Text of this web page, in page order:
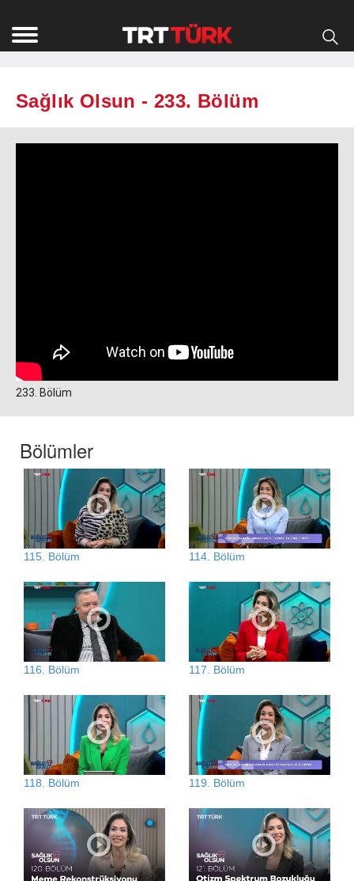
Sağlık Olsun - 233. Bölüm
233. Bölüm
Bölümler
115. Bölüm 114. Bölüm
116. Bölüm 117. Bölüm
118. Bölüm 119. Bölüm